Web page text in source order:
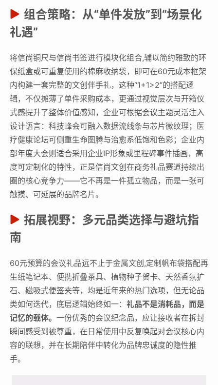
组合策略：从“单件发放”到“场景化
礼遇”
将信尚铜尺与信尚书签进行模块化组合,辅以简约雅致的环
保纸盒或可重复使用的棉麻收纳袋，即可在60元成本框架
内构建一套完整的文创伴手礼，这种“1+1>2”的搭配逻
辑，不仅摊薄了单件采购成本，更通过视觉层次与开箱仪
式感提升了整体价值感知，企业可根据会议主题灵活注入
设计语言：科技峰会可融入数据流线条与芯片微纹理；医
疗健康论坛可侧重生命图腾与治愈系低饱和色彩；企业内
部年度大会则适合采用企业IP形象或里程碑事件插画，高
度可定制化的特性，正是信尚文创在商务礼品赛道持续出
圈的核心竞争力——它不再是一件孤立物品，而是一张可
触摸、可延展的品牌名片。
拓展视野：多元品类选择与避坑指
南
60元预算的会议礼品远不止于金属文创,定制帆布袋搭配再
生纸笔记本、便携折叠茶具、植物种子贺卡、天然香氛扩
石、磁吸式便签夹等，均是近年来的热门选项，但无论品
类如何迭代，底层逻辑始终如一： 礼品不是消耗品，而是
记忆的载体。 一份优秀的会议纪念品，应让接收者在拆封
瞬间感受到被尊重，在日常使用中反复唤起对会议核心内
容的联想，并在长期陪伴中转化为品牌忠诚度的隐性推
手。